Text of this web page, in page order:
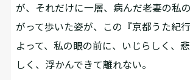
が、それだけに一層、病んだ老妻の私
がって歩いた姿が、この『京都うた紀
よって、私の眼の前に、いじらしく、
しく、浮かんできて離れない。